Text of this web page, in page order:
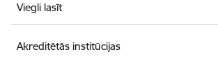
Viegli lasīt
Akreditētās institūcijas